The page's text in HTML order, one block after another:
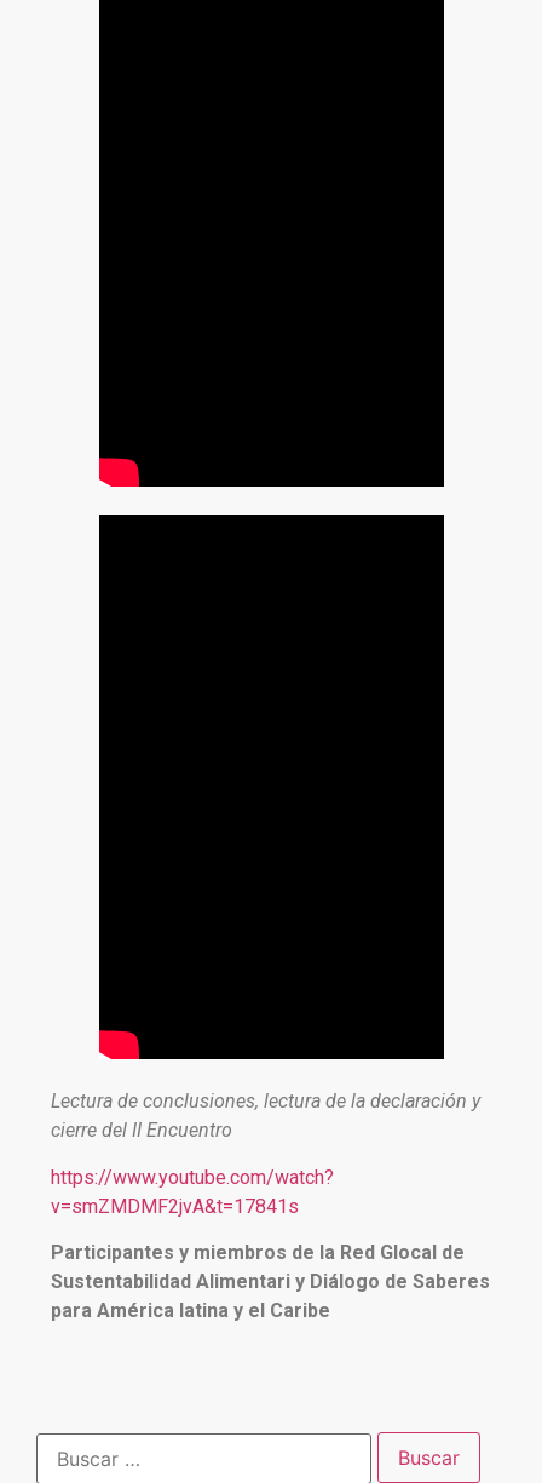
Lectura de conclusiones, lectura de la declaración y
cierre del II Encuentro
https://www.youtube.com/watch?
v=smZMDMF2jvA&t=17841s
Participantes y miembros de la Red Glocal de
Sustentabilidad Alimentari y Diálogo de Saberes
para América latina y el Caribe